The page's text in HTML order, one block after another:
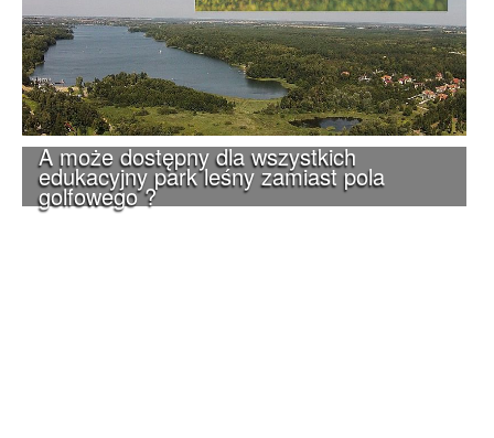
A może dostępny dla wszystkich
edukacyjny park leśny zamiast pola
golfowego ?